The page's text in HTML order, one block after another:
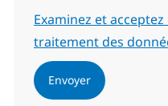
Required
Examinez et
traitement des
Envoyer